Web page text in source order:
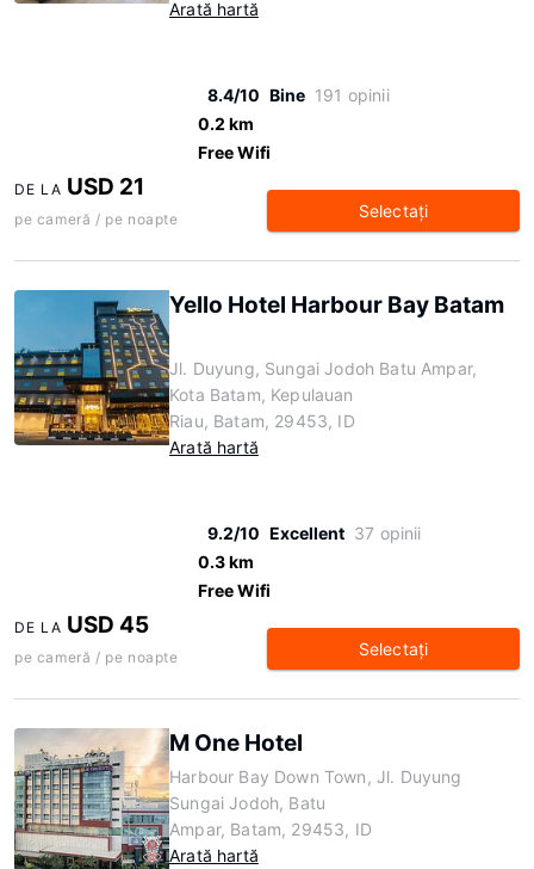
Arată hartă
8.4/10 Bine 191 opinii
0.2 km
Free Wifi
DE LA USD 21
pe cameră / pe noapte Selectaţi
Yello Hotel Harbour Bay Batam
Jl. Duyung, Sungai Jodoh Batu Ampar,
Kota Batam, Kepulauan
Riau, Batam, 29453, ID
Arată hartă
9.2/10 Excellent 37 opinii
0.3 km
Free Wifi
DE LA USD 45
pe cameră / pe noapte Selectaţi
M One Hotel
Harbour Bay Down Town, Jl. Duyung
Sungai Jodoh, Batu
Ampar, Batam, 29453, ID
Arată hartă